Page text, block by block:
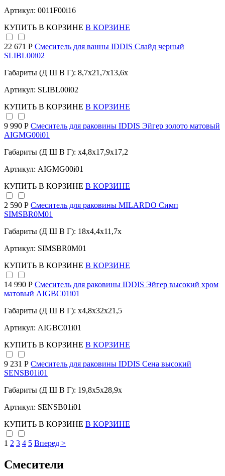
Артикул: 0011F00i16
КУПИТЬ В КОРЗИНЕ В КОРЗИНЕ
22 671 Р Смеситель для ванны IDDIS Слайд черный
SLIBL00i02
Габариты (Д Ш В Г): 8,7x21,7x13,6x
Артикул: SLIBL00i02
КУПИТЬ В КОРЗИНЕ В КОРЗИНЕ
9 990 Р Cмеситель для раковины IDDIS Эйгер золото матовый
AIGMG00i01
Габариты (Д Ш В Г): x4,8x17,9x17,2
Артикул: AIGMG00i01
КУПИТЬ В КОРЗИНЕ В КОРЗИНЕ
2 590 Р Смеситель для раковины MILARDO Симп
SIMSBR0M01
Габариты (Д Ш В Г): 18x4,4x11,7x
Артикул: SIMSBR0M01
КУПИТЬ В КОРЗИНЕ В КОРЗИНЕ
14 990 Р Cмеситель для раковины IDDIS Эйгер высокий хром
матовый AIGBC01i01
Габариты (Д Ш В Г): x4,8x32x21,5
Артикул: AIGBC01i01
КУПИТЬ В КОРЗИНЕ В КОРЗИНЕ
9 231 Р Смеситель для раковины IDDIS Сена высокий
SENSB01i01
Габариты (Д Ш В Г): 19,8x5x28,9x
Артикул: SENSB01i01
КУПИТЬ В КОРЗИНЕ В КОРЗИНЕ
1 2 3 4 5 Вперед >
Смесители